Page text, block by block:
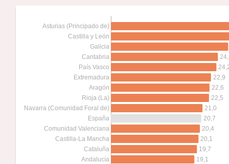
Andalucía
Cataluña
Castilla-La Mancha
Comunidad Valenciana
España
Navarra (Comunidad Foral de)
Rioja (La)
Aragón
Extremadura
País Vasco
Cantabria
Galicia
Castilla y León
Asturias (Principado de)
19,1
19,7
20,1
20,4
20,7
21,0
22,5
22,6
22,9